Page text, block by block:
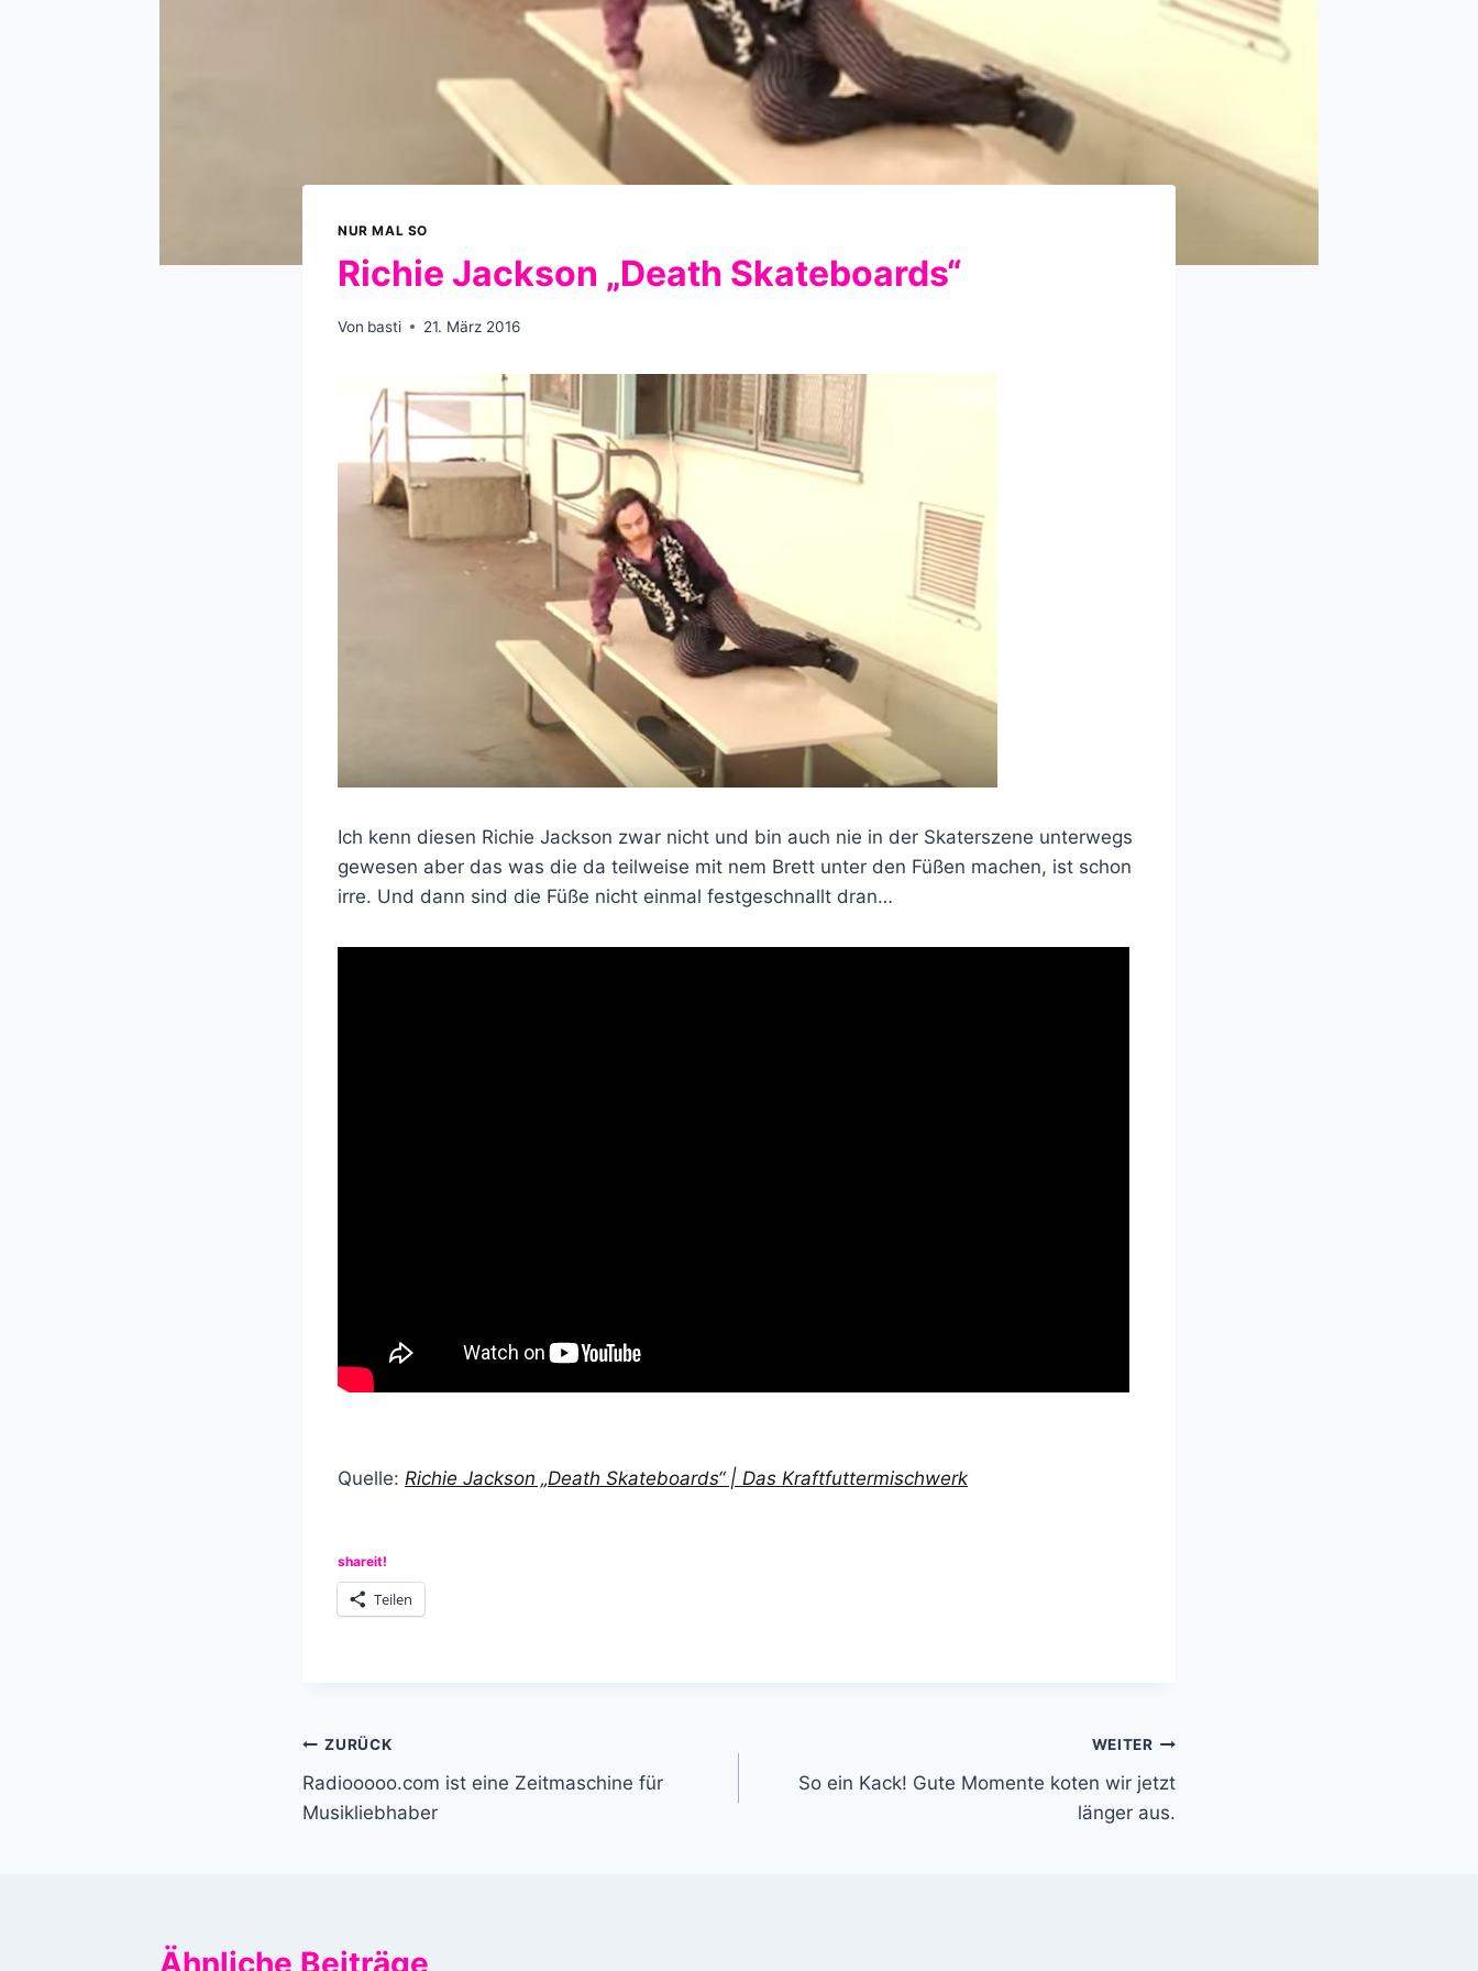
NUR MAL SO
Richie Jackson „Death Skateboards“
Von basti 21. März 2016
Ich kenn diesen Richie Jackson zwar nicht und bin auch nie in der Skaterszene unterwegs
gewesen aber das was die da teilweise mit nem Brett unter den Füßen machen, ist schon
irre. Und dann sind die Füße nicht einmal festgeschnallt dran…
Quelle: Richie Jackson „Death Skateboards“ | Das Kraftfuttermischwerk
shareit!
Teilen
Beitragsnavigation
ZURÜCK
Radiooooo.com ist eine Zeitmaschine für
Musikliebhaber
WEITER
So ein Kack! Gute Momente koten wir jetzt
länger aus.
Ähnliche Beiträge